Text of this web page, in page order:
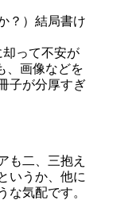
？）結局書け
って不安が
、画像などを
子が分厚すぎ
も二、三抱え
いうか、他に
気配です。